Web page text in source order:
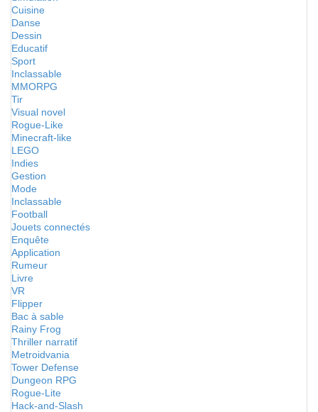
Cuisine
Danse
Dessin
Educatif
Sport
Inclassable
MMORPG
Tir
Visual novel
Rogue-Like
Minecraft-like
LEGO
Indies
Gestion
Mode
Inclassable
Football
Jouets connectés
Enquête
Application
Rumeur
Livre
VR
Flipper
Bac à sable
Rainy Frog
Thriller narratif
Metroidvania
Tower Defense
Dungeon RPG
Rogue-Lite
Hack-and-Slash